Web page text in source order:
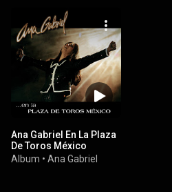
Ana Gabriel En La Plaza
De Toros México
Album • Ana Gabriel